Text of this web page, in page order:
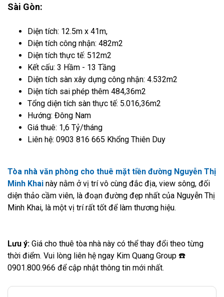
Sài Gòn:
Diện tích: 12.5m x 41m,
Diện tích công nhận: 482m2
Diện tích thực tế: 512m2
Kết cấu: 3 Hầm - 13 Tầng
Diện tích sàn xây dựng công nhận: 4.532m2
Diện tích sai phép thêm 484,36m2
Tổng diện tích sàn thực tế: 5.016,36m2
Hướng: Đông Nam
Giá thuê: 1,6 Tỷ/tháng
Liên hệ: 0903 816 665 Khổng Thiên Duy
Tòa nhà văn phòng cho thuê mặt tiền đường Nguyễn Thị
Minh Khai này nằm ở vị trí vô cùng đắc địa, view sông, đối
diện thảo cầm viên, là đoạn đường đẹp nhất của Nguyễn Thị
Minh Khai, là một vị trí rất tốt để làm thương hiệu.
Lưu ý: Giá cho thuê tòa nhà này có thể thay đổi theo từng
thời điểm. Vui lòng liên hệ ngay Kim Quang Group ☎️
0901.800.966 để cập nhật thông tin mới nhất.